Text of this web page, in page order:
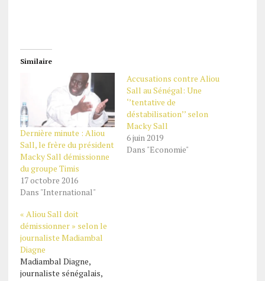
Similaire
Dernière minute : Aliou
Sall, le frère du président
Macky Sall démissionne
du groupe Timis
17 octobre 2016
Dans "International"
Accusations contre Aliou
Sall au Sénégal: Une
‘’tentative de
déstabilisation’’ selon
Macky Sall
6 juin 2019
Dans "Economie"
« Aliou Sall doit
démissionner » selon le
journaliste Madiambal
Diagne
Madiambal Diagne,
journaliste sénégalais,